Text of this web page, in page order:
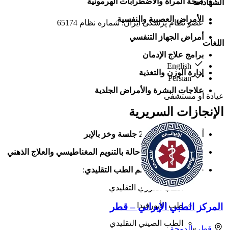
الأمراض العصبية والنفسية
أمراض الجهاز التنفسي
برامج علاج الإدمان
إدارة الوزن والتغذية
علاجات البشرة والأمراض الجلدية
الإنجازات السريرية
أجرى أكثر من 2000 جلسة وخز بالإبر
عالج أكثر من 8000 حالة بالتنويم المغناطيسي والعلاج الذهني
خبرة واسعة في نظم الطب التقليدي:
الطب الكوري التقليدي
طب الأيورفيدا
الطب الصيني التقليدي
الشهادات
عضو نظام پزشکی ایران: شماره نظام 65174
اللغات
Persian
عيادة أو مستشفى
المركز الطبي الإيراني – قطر